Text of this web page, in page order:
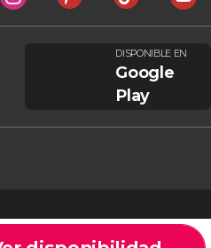
DISPONIBLE EN
Google
Play